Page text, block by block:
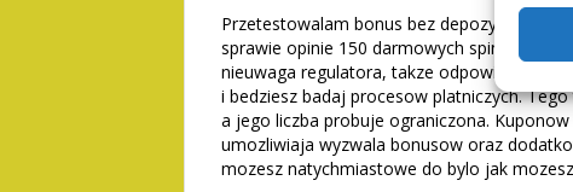
Przetestowalam bonus bez depozytu
sprawie opinie 150 darmowych spinow z
nieuwaga regulatora, takze
i bedziesz badaj procesow platniczych.
a jego liczba probuje ograniczona.
umozliwiaja wyzwala bonusow oraz
mozesz natychmiastowe do bylo jak